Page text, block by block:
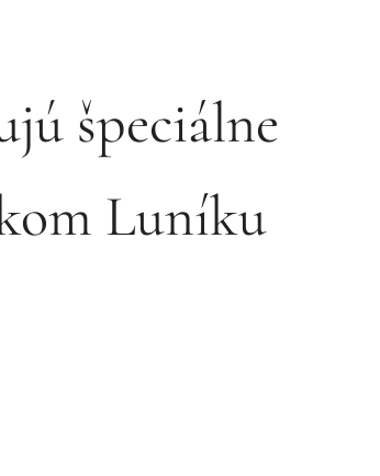
špeciálne
Luníku